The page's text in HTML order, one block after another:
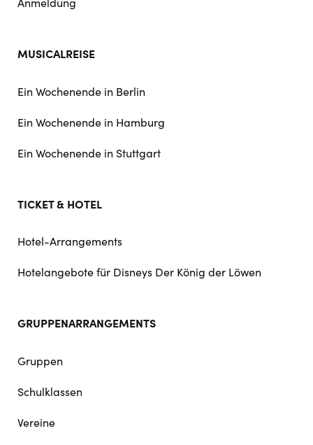
MUSICALREISE
Ein Wochenende in Berlin
Ein Wochenende in Hamburg
Ein Wochenende in Stuttgart
TICKET & HOTEL
Hotel-Arrangements
Hotelangebote für Disneys Der König der Löwen
GRUPPENARRANGEMENTS
Gruppen
Schulklassen
Vereine